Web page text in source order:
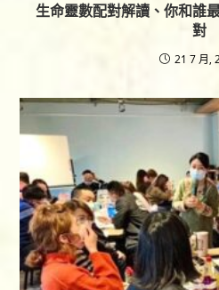
生命靈數配對解讀、你和誰
對
21 7 月,